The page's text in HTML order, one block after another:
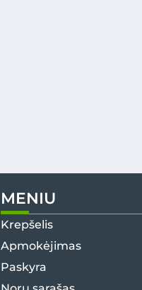
MENIU
Krepšelis
Apmokėjimas
Paskyra